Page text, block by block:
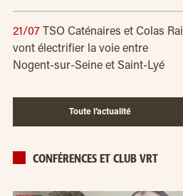
21/07
TSO Caténaires et Colas Rail
vont électrifier la voie entre
Nogent-sur-Seine et Saint-Lyé
Toute l’actualité
CONFÉRENCES ET CLUB VRT